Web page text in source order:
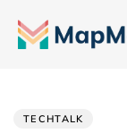
TECHTALK